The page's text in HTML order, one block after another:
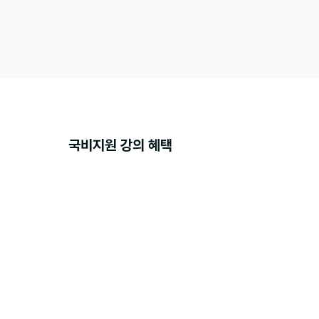
국비지원 강의 혜택